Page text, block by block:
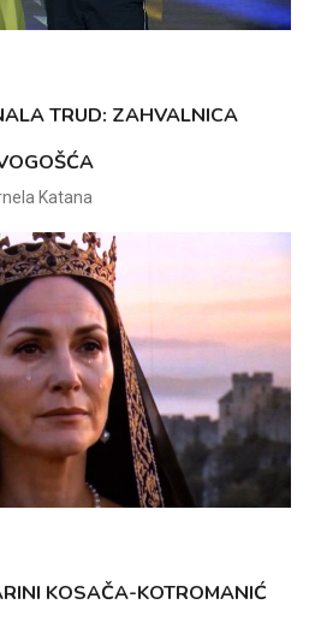
TRUD: ZAHVALNICA
Katana
KOSAČA-KOTROMANIĆ